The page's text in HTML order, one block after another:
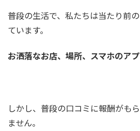
普段の生活で、私たちは当たり前
ています。
お洒落なお店、場所、スマホのアプ
しかし、普段の口コミに報酬がも
ません。